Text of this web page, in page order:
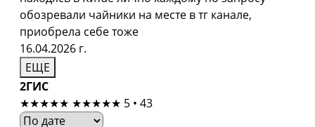
обозревали чайники на месте в тг канале,
приобрела себе тоже
16.04.2026 г.
ЕЩЕ
2ГИС
★★★★★ ★★★★★ 5 • 43